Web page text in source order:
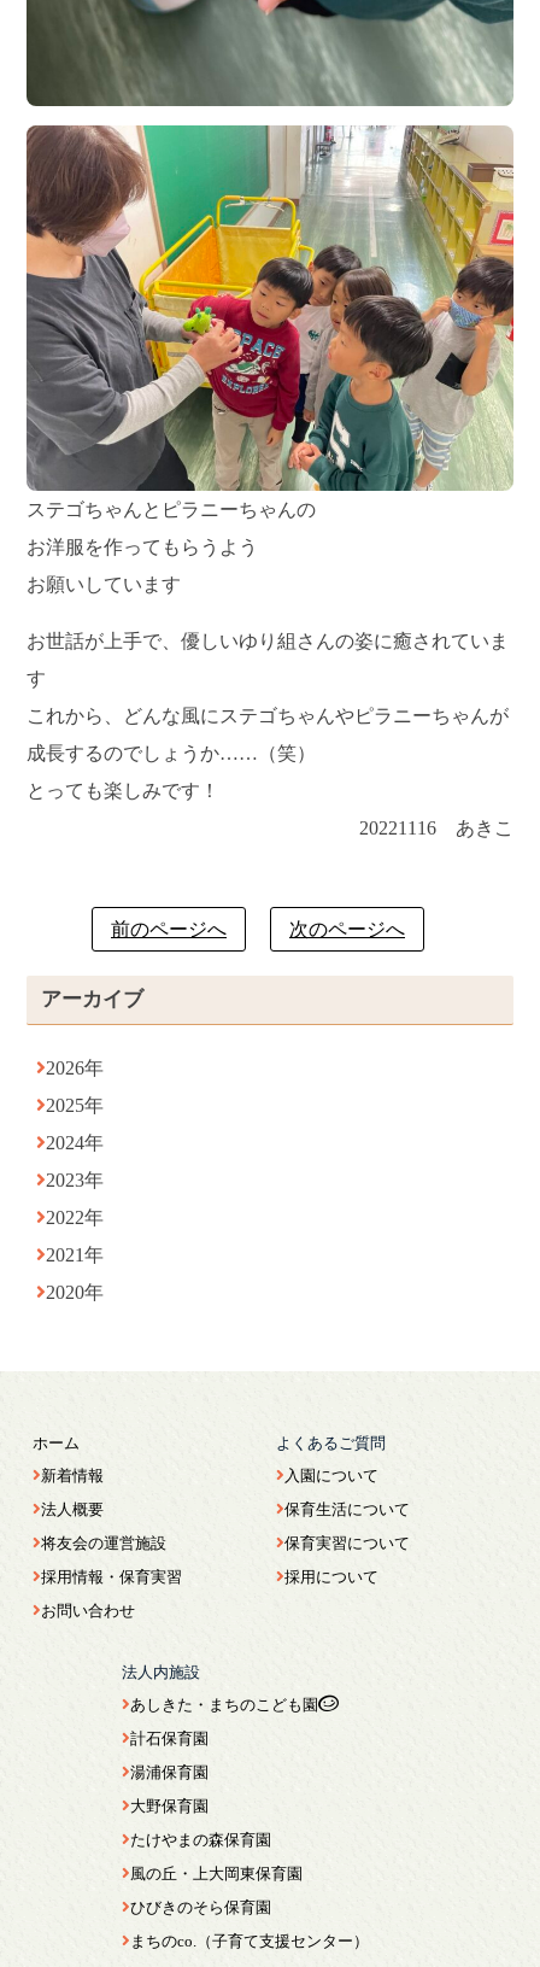
アーカイブ
2026年
2025年
2024年
2023年
2022年
2021年
2020年
ステゴちゃんとピラニーちゃんの
お洋服を作ってもらうよう
お願いしています
お世話が上手で、優しいゆり組さんの姿に癒されていま
す
これから、どんな風にステゴちゃんやピラニーちゃんが
成長するのでしょうか……（笑）
とっても楽しみです！
20221116 あきこ
前のページへ 次のページへ
ホーム
新着情報
法人概要
将友会の運営施設
採用情報・保育実習
お問い合わせ
よくあるご質問
入園について
保育生活について
保育実習について
採用について
法人内施設
あしきた・まちのこども園
計石保育園
湯浦保育園
大野保育園
たけやまの森保育園
風の丘・上大岡東保育園
ひびきのそら保育園
まちのco.（子育て支援センター）